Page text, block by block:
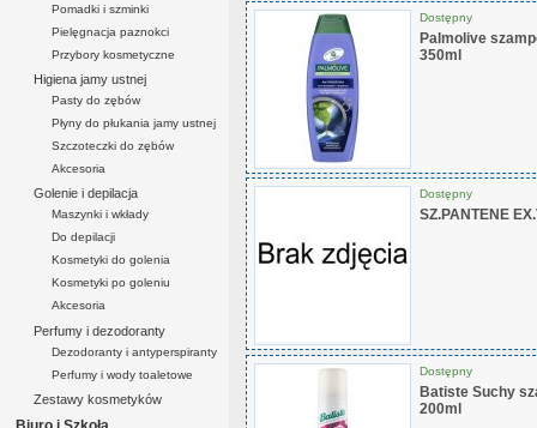
Pomadki i szminki
Pielęgnacja paznokci
Przybory kosmetyczne
Higiena jamy ustnej
Pasty do zębów
Płyny do płukania jamy ustnej
Szczoteczki do zębów
Akcesoria
Golenie i depilacja
Maszynki i wkłady
Do depilacji
Kosmetyki do golenia
Kosmetyki po goleniu
Akcesoria
Perfumy i dezodoranty
Dezodoranty i antyperspiranty
Perfumy i wody toaletowe
Zestawy kosmetyków
Dostępny
Palmolive
350ml
Dostępny
SZ.PANTENE
Dostępny
Batiste Suchy
200ml